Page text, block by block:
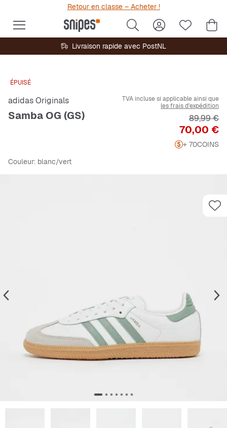
Retour en classe – Acheter !
Livraison rapide avec PostNL
ÉPUISÉ
adidas Originals
Samba OG (GS)
TVA incluse si applicable ainsi que
les frais d'expédition
Prix
70,00 €
Prix
89,99 €
+ 70COINS
Couleur: blanc/vert